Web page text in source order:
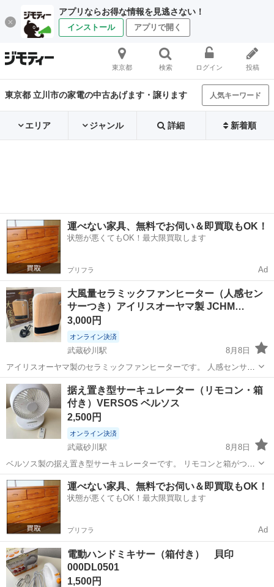
アプリならお得な情報を見逃さない！
インストール アプリで開く
東京都 検索 ログイン 投稿
東京都 立川市の家電の中古あげます・譲ります 人気キーワード
エリア ジャンル 詳細 新着順
運べない家具、無料でお伺い＆即買取もOK！
状態が悪くてもOK！最大限買取します
プリフラ Ad
大風量セラミックファンヒーター（人感セン
サーつき）アイリスオーヤマ製 JCHM…
3,000円
オンライン決済
武蔵砂川駅
8月8日
アイリスオーヤマ製のセラミックファンヒーターです。 人感センサー
付きで、木目柄です。 あまり使い込んではいませんが、それなりに使
用感はございます。 美品をお求めの方はご遠慮ください。 ◆引き渡し
可能時間帯...
東京 立川市 武蔵砂川駅 季節、空調家電 人感センサー
据え置き型サーキュレーター（リモコン・箱
付き）VERSOS ベルソス
2,500円
オンライン決済
武蔵砂川駅
8月8日
ベルソス製の据え置き型サーキュレーターです。 リモコンと箱がつい
ています（リモコン電池は購入当初から入れ替え無し）。 拭き掃除は
行いましたが、使用感はございます。 美品をお求めの方はご遠慮くだ
さい。 ◆引...
東京 立川市 武蔵砂川駅 季節、空調家電
運べない家具、無料でお伺い＆即買取もOK！
状態が悪くてもOK！最大限買取します
プリフラ Ad
電動ハンドミキサー（箱付き） 貝印
000DL0501
1,500円